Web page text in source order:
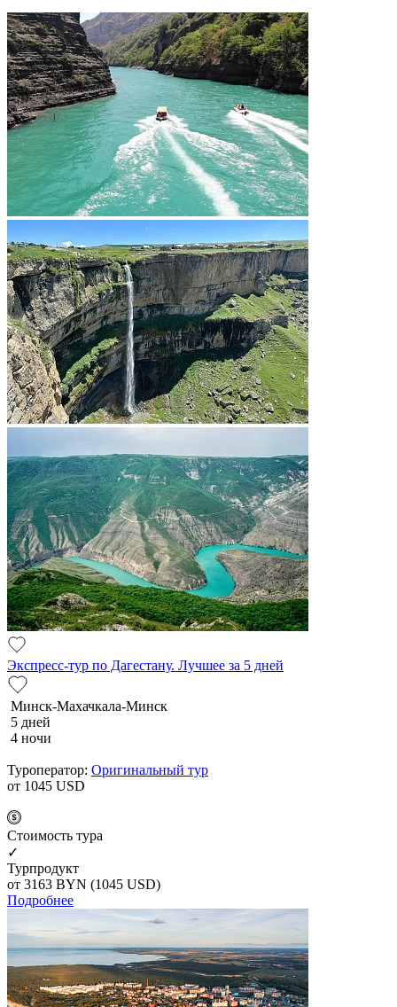
Экспресс-тур по Дагестану. Лучшее за 5 дней
Минск-Махачкала-Минск
5 дней
4 ночи
Туроператор: Оригинальный тур
от 1045 USD
Cтоимость тура
✓
Турпродукт
от 3163 BYN (1045 USD)
Подробнее